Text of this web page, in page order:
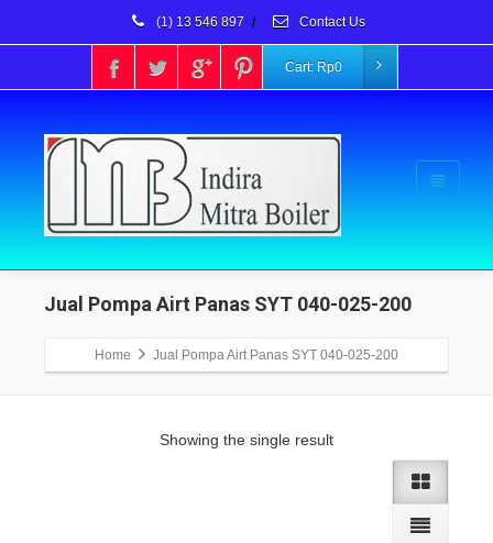
(1) 13 546 897 / Contact Us
Cart: Rp0
Jual Pompa Airt Panas SYT 040-025-200
Home Jual Pompa Airt Panas SYT 040-025-200
Showing the single result